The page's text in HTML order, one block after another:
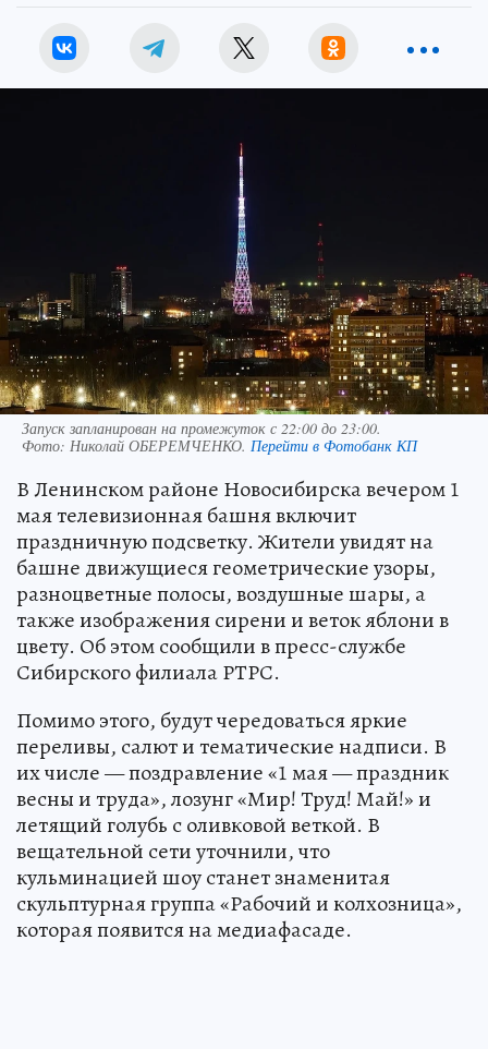
Запуск запланирован на промежуток с 22:00 до 23:00.
Фото: Николай ОБЕРЕМЧЕНКО. Перейти в Фотобанк КП
В Ленинском районе Новосибирска вечером 1
мая телевизионная башня включит
праздничную подсветку. Жители увидят на
башне движущиеся геометрические узоры,
разноцветные полосы, воздушные шары, а
также изображения сирени и веток яблони в
цвету. Об этом сообщили в пресс-службе
Сибирского филиала РТРС.
Помимо этого, будут чередоваться яркие
переливы, салют и тематические надписи. В
их числе — поздравление «1 мая — праздник
весны и труда», лозунг «Мир! Труд! Май!» и
летящий голубь с оливковой веткой. В
вещательной сети уточнили, что
кульминацией шоу станет знаменитая
скульптурная группа «Рабочий и колхозница»,
которая появится на медиафасаде.